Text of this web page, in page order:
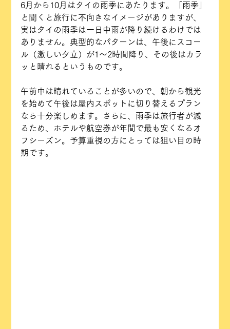
6月から10月はタイの雨季にあたります。「雨季」
と聞くと旅行に不向きなイメージがありますが、
実はタイの雨季は一日中雨が降り続けるわけでは
ありません。典型的なパターンは、午後にスコー
ル（激しい夕立）が1〜2時間降り、その後はカラ
ッと晴れるというものです。
午前中は晴れていることが多いので、朝から観光
を始めて午後は屋内スポットに切り替えるプラン
なら十分楽しめます。さらに、雨季は旅行者が減
るため、ホテルや航空券が年間で最も安くなるオ
フシーズン。予算重視の方にとっては狙い目の時
期です。